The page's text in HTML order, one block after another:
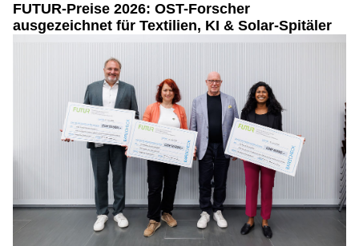
FUTUR-Preise 2026: OST-Forscher
ausgezeichnet für Textilien, KI & Solar-Spitäler